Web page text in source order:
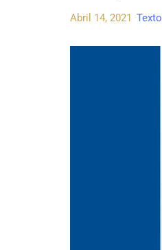
Abril 14, 2021 Texto